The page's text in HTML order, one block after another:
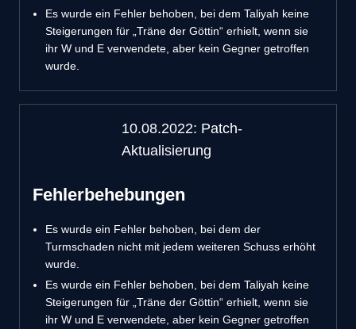
Es wurde ein Fehler behoben, bei dem Taliyah keine
Steigerungen für „Träne der Göttin“ erhielt, wenn sie
ihr W und E verwendete, aber kein Gegner getroffen
wurde.
10.08.2022: Patch-
Aktualisierung
Fehlerbehebungen
Es wurde ein Fehler behoben, bei dem der
Turmschaden nicht mit jedem weiteren Schuss erhöht
wurde.
Es wurde ein Fehler behoben, bei dem Taliyah keine
Steigerungen für „Träne der Göttin“ erhielt, wenn sie
ihr W und E verwendete, aber kein Gegner getroffen